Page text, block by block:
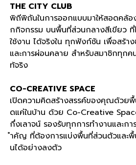
THE CITY CLUB
พิถีพิถันในการออกแบบมาให้สอดคล้อ
กกิจกรรม บนพื้นที่ส่วนกลางสีเขียว
ใช้งาน ได้จริงใน ทุกฟังก์ชัน เพื่อสร้า
และการผ่อนคลาย สำหรับสมาชิกทุกค
ท้จริง
CO-CREATIVE SPACE
เปิดความคิดสร้างสรรค์ของคุณด้วยพื้
ดแค่ในบ้าน ด้วย Co-Creative
กึ่งเลาจน์ รองรับทุกการทำงานและก
ำคัญ ที่ต้องการแบ่งพื้นที่ส่วนตัวและ
นได้อย่างลงตัว